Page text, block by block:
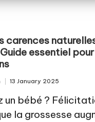
carences
essentiel
13 January 2025
un bébé ?
la grossesse